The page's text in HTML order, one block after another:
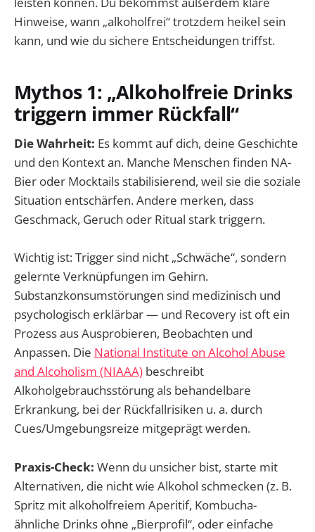
Hinweise, wann „alkoholfrei“ trotzdem heikel sein
kann, und wie du sichere Entscheidungen triffst.
Mythos 1: „Alkoholfreie Drinks
triggern immer Rückfall“
Die Wahrheit: Es kommt auf dich, deine Geschichte
und den Kontext an. Manche Menschen finden NA-
Bier oder Mocktails stabilisierend, weil sie die soziale
Situation entschärfen. Andere merken, dass
Geschmack, Geruch oder Ritual stark triggern.
Wichtig ist: Trigger sind nicht „Schwäche“, sondern
gelernte Verknüpfungen im Gehirn.
Substanzkonsumstörungen sind medizinisch und
psychologisch erklärbar — und Recovery ist oft ein
Prozess aus Ausprobieren, Beobachten und
Anpassen. Die National Institute on Alcohol Abuse
and Alcoholism (NIAAA) beschreibt
Alkoholgebrauchsstörung als behandelbare
Erkrankung, bei der Rückfallrisiken u. a. durch
Cues/Umgebungsreize mitgeprägt werden.
Praxis-Check: Wenn du unsicher bist, starte mit
Alternativen, die nicht wie Alkohol schmecken (z. B.
Spritz mit alkoholfreiem Aperitif, Kombucha-
ähnliche Drinks ohne „Bierprofil“, oder einfache